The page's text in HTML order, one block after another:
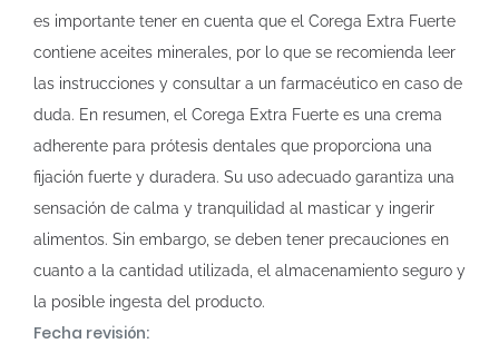
es importante tener en cuenta que el Corega Extra Fuerte
contiene aceites minerales, por lo que se recomienda leer
las instrucciones y consultar a un farmacéutico en caso de
duda. En resumen, el Corega Extra Fuerte es una crema
adherente para prótesis dentales que proporciona una
fijación fuerte y duradera. Su uso adecuado garantiza una
sensación de calma y tranquilidad al masticar y ingerir
alimentos. Sin embargo, se deben tener precauciones en
cuanto a la cantidad utilizada, el almacenamiento seguro y
la posible ingesta del producto.
Fecha revisión: